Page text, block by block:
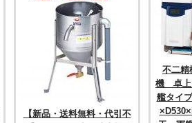
【新品・送料無料・代引不
不二
機 卓上
艦タイ